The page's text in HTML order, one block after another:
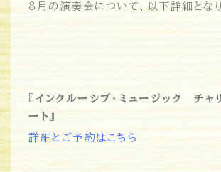
8月の演奏会について、以下詳細となり
『インクルーシブ・ミュージック チャ
ート』
詳細とご予約はこちら